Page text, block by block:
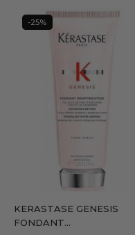
KERASTASE GENESIS
FONDANT...
-25%